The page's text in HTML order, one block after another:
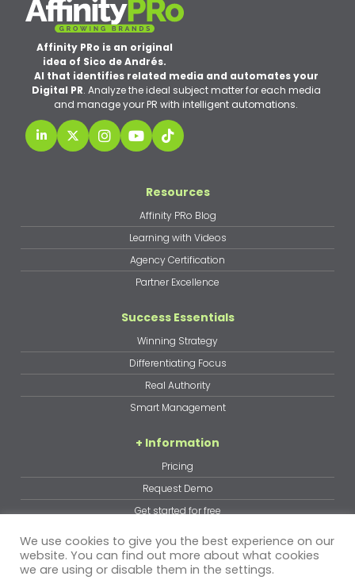
Affinity PRo is an original
idea of Sico de Andrés.
AI that identifies related media and automates your
Digital PR. Analyze the ideal subject matter for each media
and manage your PR with intelligent automations.
Resources
Affinity PRo Blog
Learning with Videos
Agency Certification
Partner Excellence
Success Essentials
Winning Strategy
Differentiating Focus
Real Authority
Smart Management
+ Information
Pricing
Request Demo
Get started for free
Legal Notice
Cookies policy
We use cookies to give you the best experience on our
website. You can find out more about what cookies
we are using or disable them in the settings.